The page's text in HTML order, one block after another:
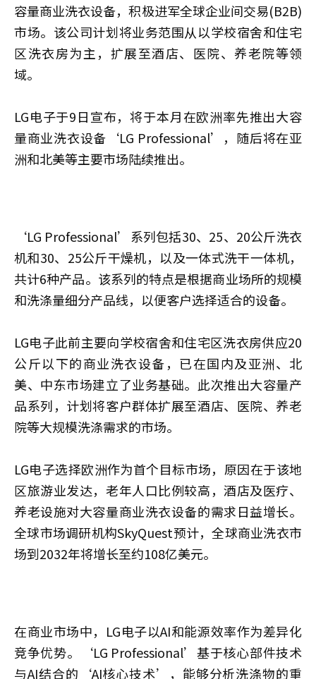
容量商业洗衣设备，积极进军全球企业间交易(B2B)
市场。该公司计划将业务范围从以学校宿舍和住宅
区洗衣房为主，扩展至酒店、医院、养老院等领
域。
LG电子于9日宣布，将于本月在欧洲率先推出大容
量商业洗衣设备‘LG Professional’，随后将在亚
洲和北美等主要市场陆续推出。
‘LG Professional’系列包括30、25、20公斤洗衣
机和30、25公斤干燥机，以及一体式洗干一体机，
共计6种产品。该系列的特点是根据商业场所的规模
和洗涤量细分产品线，以便客户选择适合的设备。
LG电子此前主要向学校宿舍和住宅区洗衣房供应20
公斤以下的商业洗衣设备，已在国内及亚洲、北
美、中东市场建立了业务基础。此次推出大容量产
品系列，计划将客户群体扩展至酒店、医院、养老
院等大规模洗涤需求的市场。
LG电子选择欧洲作为首个目标市场，原因在于该地
区旅游业发达，老年人口比例较高，酒店及医疗、
养老设施对大容量商业洗衣设备的需求日益增长。
全球市场调研机构SkyQuest预计，全球商业洗衣市
场到2032年将增长至约108亿美元。
在商业市场中，LG电子以AI和能源效率作为差异化
竞争优势。‘LG Professional’基于核心部件技术
与AI结合的‘AI核心技术’，能够分析洗涤物的重